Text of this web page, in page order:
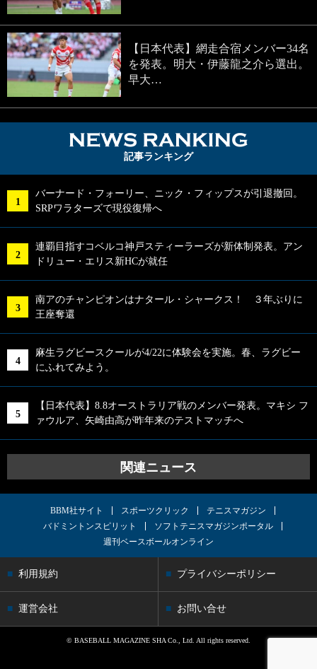
【日本代表】網走合宿メンバー34名
を発表。明大・伊藤龍之介ら選出。
早大…
記事ランキング
バーナード・フォーリー、ニック・フィップスが引退撤回。
SRPワラターズで現役復帰へ
連覇目指すコベルコ神戸スティーラーズが新体制発表。アン
ドリュー・エリス新HCが就任
南アのチャンピオンはナタール・シャークス！ ３年ぶりに
王座奪還
麻生ラグビースクールが4/22に体験会を実施。春、ラグビー
にふれてみよう。
【日本代表】8.8オーストラリア戦のメンバー発表。マキシ フ
ァウルア、矢崎由高が昨年来のテストマッチへ
関連ニュース
BBM社サイト スポーツクリック
テニスマガジン
バドミントンスピリット
ソフトテニスマガジンポータル
週刊ベースボールオンライン
利用規約 プライバシーポリシー
運営会社 お問い合せ
© BASEBALL MAGAZINE SHA Co., Ltd. All rights reserved.